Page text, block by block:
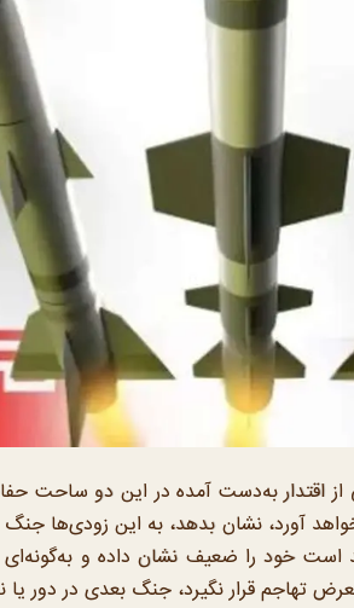
اقتدار به‌دست آمده در این دو ساحت
آورد، نشان بدهد، به این زودی‌ها
است خود را ضعیف نشان داده و به‌گونه‌ای
تهاجم قرار نگیرد، جنگ بعدی در دور یا